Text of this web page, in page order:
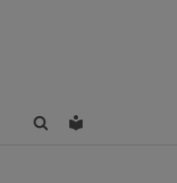
FindenLeichte Sprache